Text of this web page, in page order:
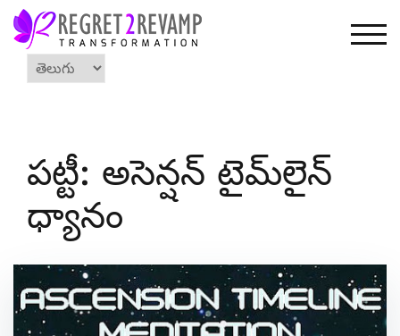
Skip
to
content
Choose
a
పట్టీ: అసెన్షన్ టైమ్‌లైన్
ధ్యానం